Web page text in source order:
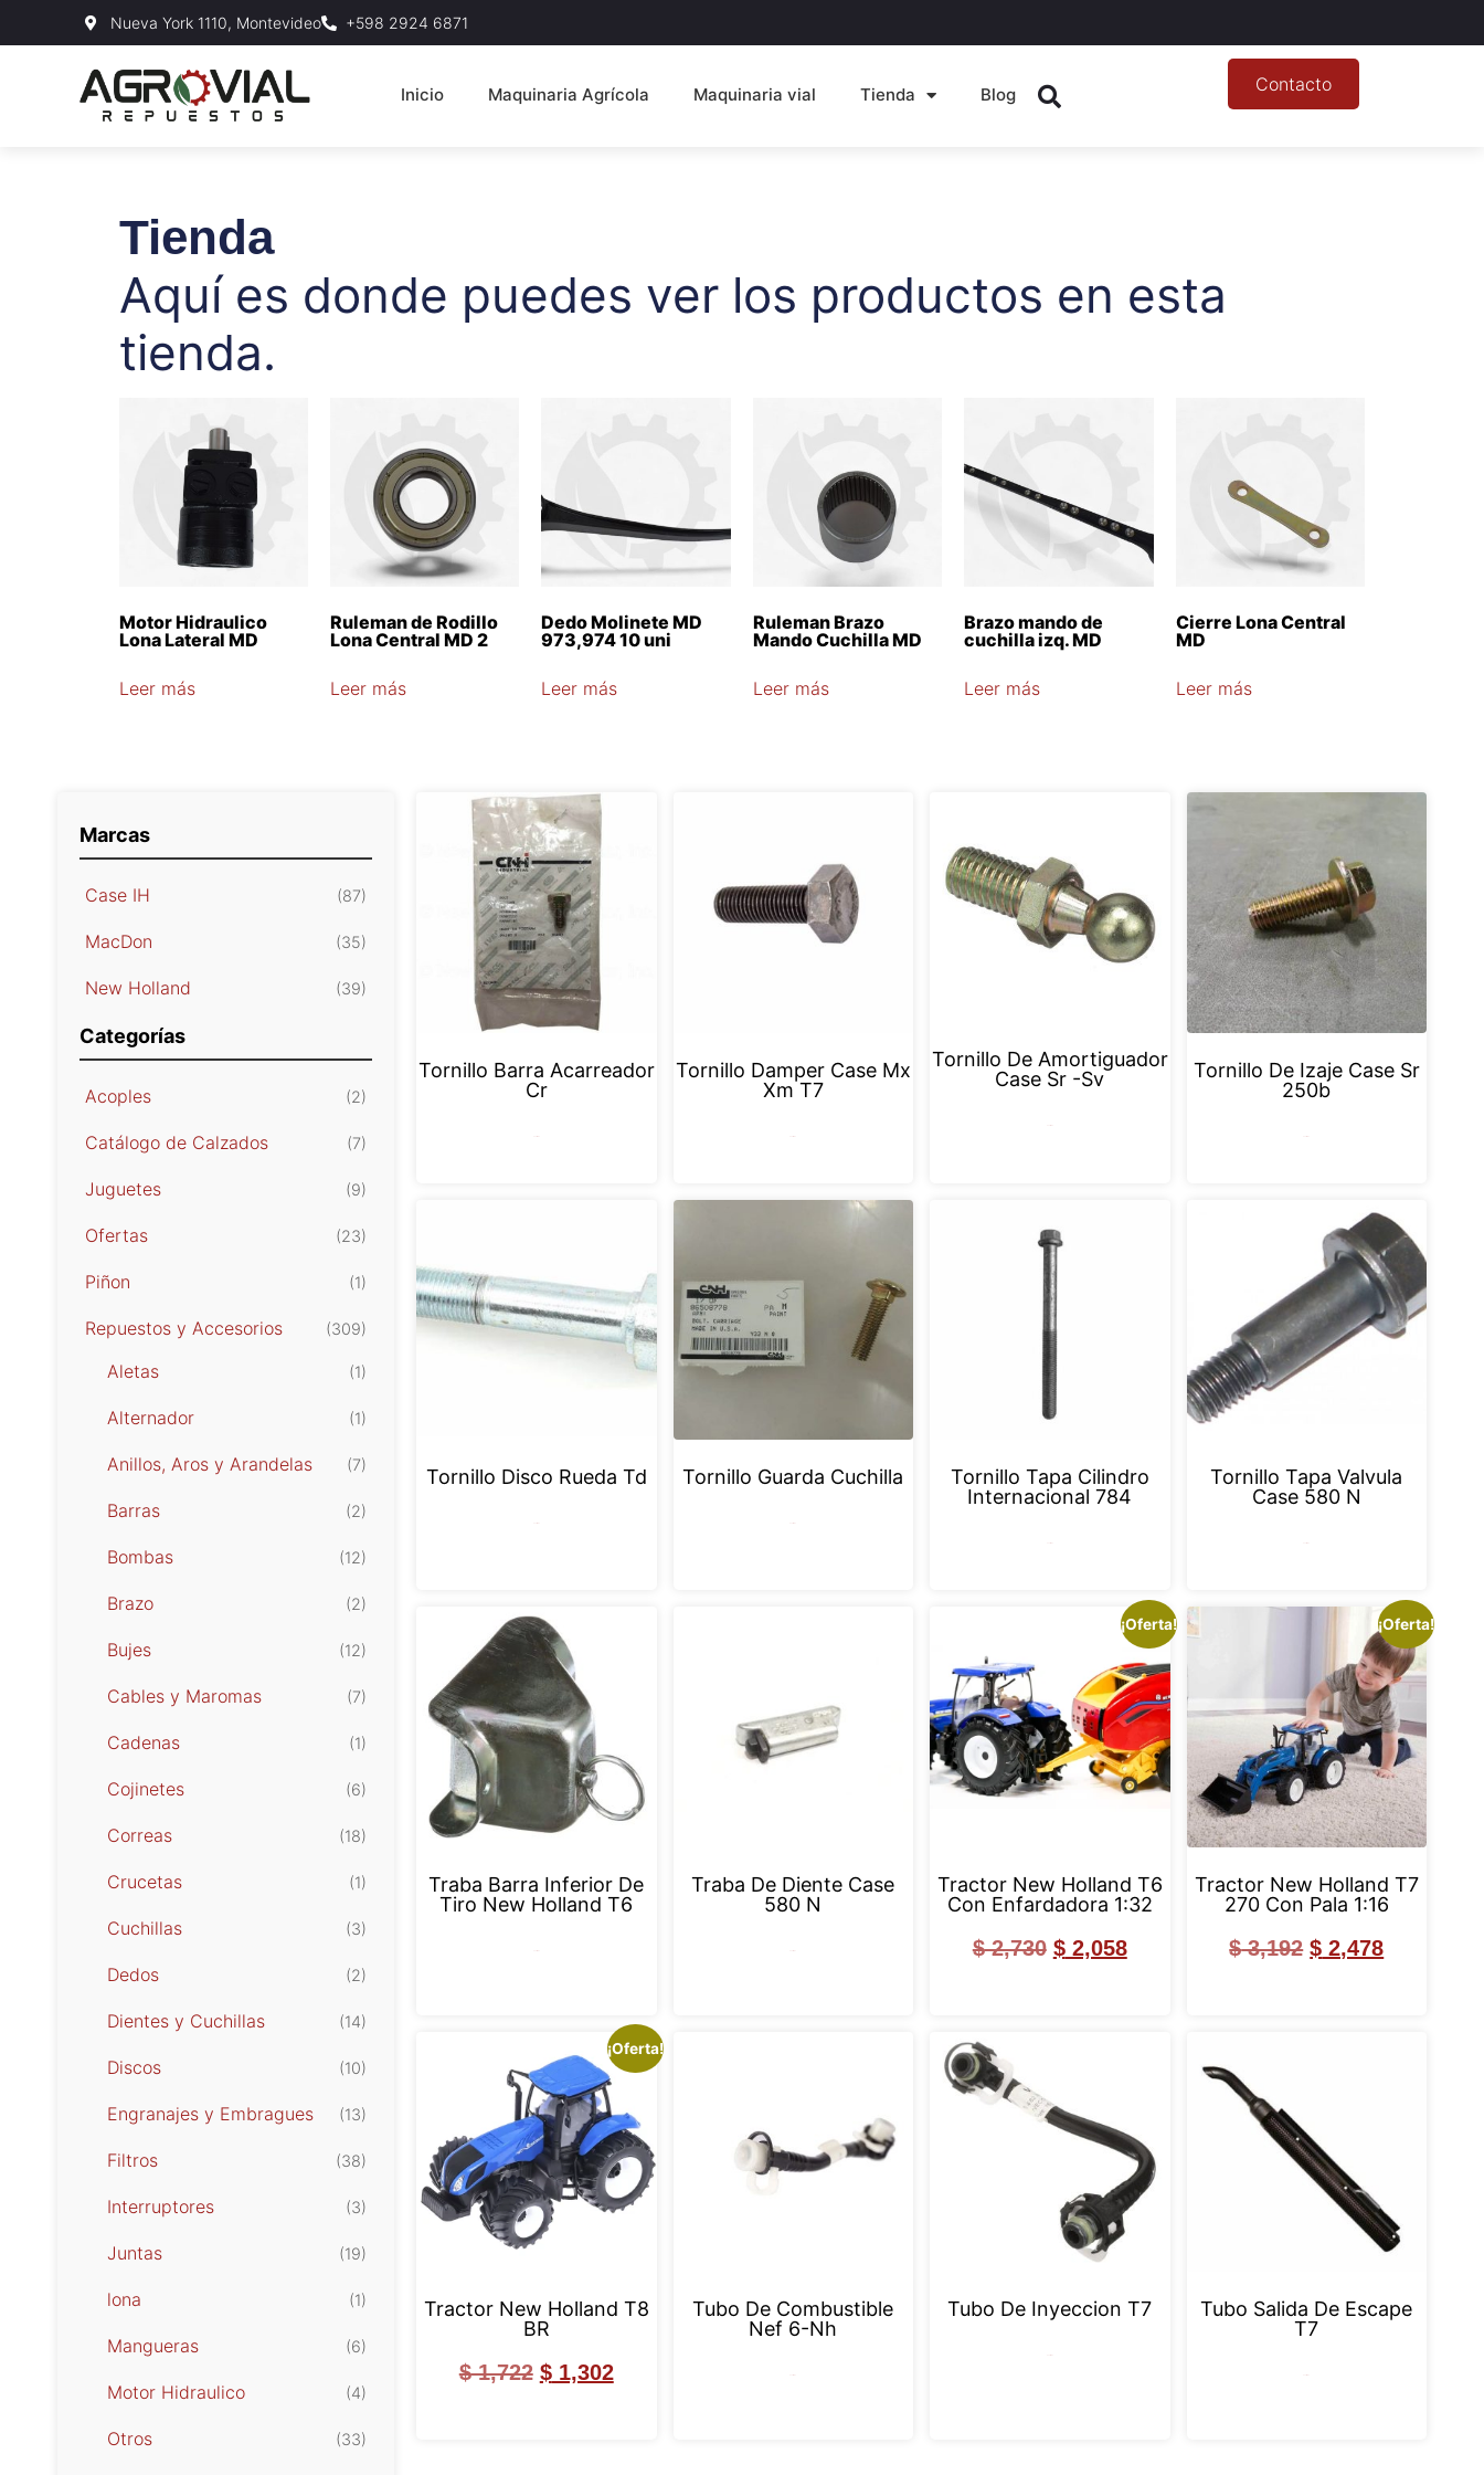
Nueva York 1110, Montevideo +598 2924 6871
Inicio Maquinaria Agrícola Maquinaria vial Tienda Blog Contacto
Tienda
Aquí es donde puedes ver los productos en esta
tienda.
Motor Hidraulico
Lona Lateral MD
Leer más
Ruleman de Rodillo
Lona Central MD 2
Leer más
Dedo Molinete MD
973,974 10 uni
Leer más
Ruleman Brazo
Mando Cuchilla MD
Leer más
Brazo mando de
cuchilla izq. MD
Leer más
Cierre Lona Central
MD
Leer más
Marcas
Case IH (87)
MacDon (35)
New Holland (39)
Categorías
Acoples (2)
Catálogo de Calzados (7)
Juguetes (9)
Ofertas (23)
Piñon (1)
Repuestos y Accesorios (309)
Aletas (1)
Alternador (1)
Anillos, Aros y Arandelas (7)
Barras (2)
Bombas (12)
Brazo (2)
Bujes (12)
Cables y Maromas (7)
Cadenas (1)
Cojinetes (6)
Correas (18)
Crucetas (1)
Cuchillas (3)
Dedos (2)
Dientes y Cuchillas (14)
Discos (10)
Engranajes y Embragues (13)
Filtros (38)
Interruptores (3)
Juntas (19)
lona (1)
Mangueras (6)
Motor Hidraulico (4)
Otros (33)
Tornillo Barra Acarreador
Cr
Tornillo Damper Case Mx
Xm T7
Tornillo De Amortiguador
Case Sr -Sv
Tornillo De Izaje Case Sr
250b
Tornillo Disco Rueda Td Tornillo Guarda Cuchilla
Tornillo Tapa Cilindro
Internacional 784
Tornillo Tapa Valvula
Case 580 N
Traba Barra Inferior De
Tiro New Holland T6
Traba De Diente Case
580 N
¡Oferta!
Tractor New Holland T6
Con Enfardadora 1:32
$2,730 $2,058
¡Oferta!
Tractor New Holland T7
270 Con Pala 1:16
$3,192 $ 2,478
¡Oferta!
Tractor New Holland T8
BR
$1,722 $1,302
Tubo De Combustible
Nef 6-Nh
Tubo De Inyeccion T7
Tubo Salida De Escape
T7